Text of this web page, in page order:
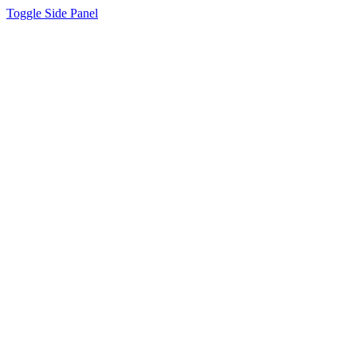
Toggle Side Panel